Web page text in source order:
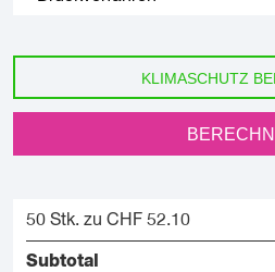
KLIMASCHUTZ
50 Stk. zu CHF 52.10
Subtotal